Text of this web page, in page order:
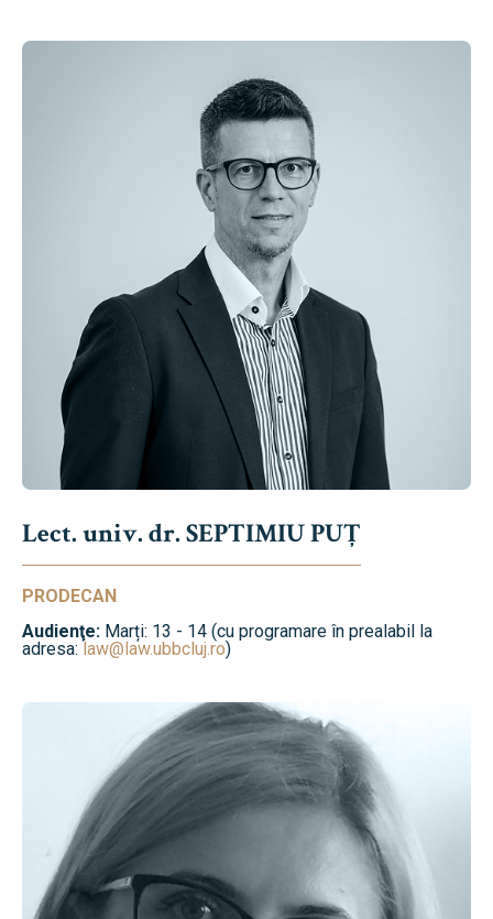
Lect. univ. dr. SEPTIMIU PUȚ
PRODECAN
Audienţe: Marți: 13 - 14 (cu programare în prealabil la
adresa:law@law.ubbcluj.ro)